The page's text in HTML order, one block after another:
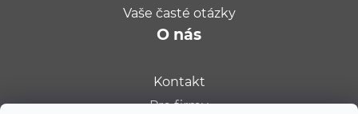
Vaše časté otázky
O nás
Kontakt
Pro firmy